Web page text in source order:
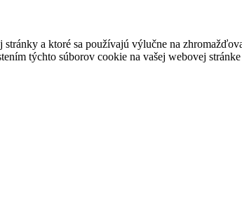
a ktoré sa používajú výlučne na
týchto súborov cookie na vašej webovej